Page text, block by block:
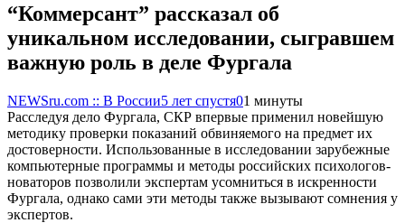
“Коммерсант” рассказал об
уникальном исследовании, сыгравшем
важную роль в деле Фургала
NEWSru.com :: В России5 лет спустя01 минуты
Расследуя дело Фургала, СКР впервые применил новейшую
методику проверки показаний обвиняемого на предмет их
достоверности. Использованные в исследовании зарубежные
компьютерные программы и методы российских психологов-
новаторов позволили экспертам усомниться в искренности
Фургала, однако сами эти методы также вызывают сомнения у
экспертов.